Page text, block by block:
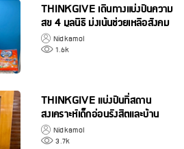
THINKGIVE เดินทางแบ่งปันความ
สุข 4 มูลนิธิ มุ่งเน้นช่วยเหลือสังคม
อย่างต่อเนื่อง
Nidkamol
1.6k
THINKGIVE แบ่งปันที่สถาน
สงเคราะห์เด็กอ่อนรังสิตและบ้าน
ทานตะวัน มูลนิธิเด็ก
Nidkamol
3.7k